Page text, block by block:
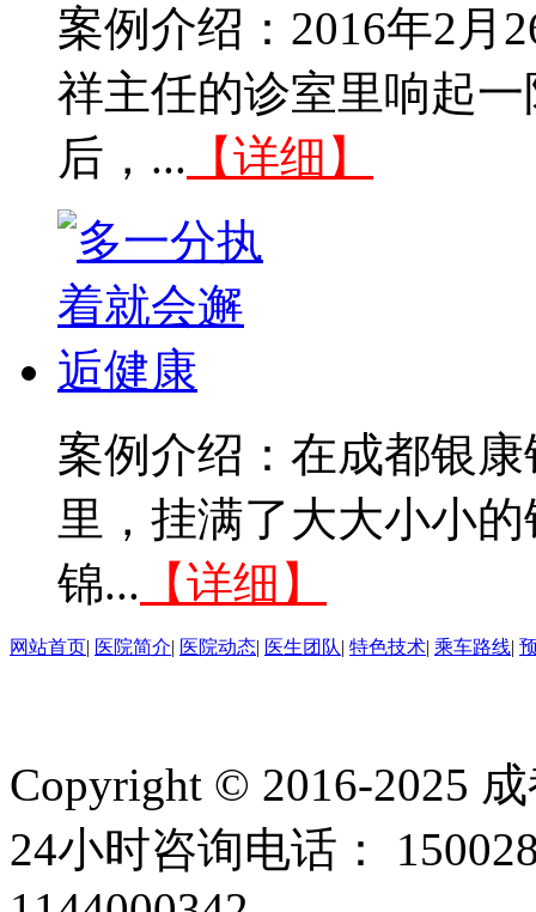
案例介绍：2016年2月
祥主任的诊室里响起
后，... 【详细】
案例介绍：在成都银
里，挂满了大大小小
锦... 【详细】
网站首页| 医院简介| 医院动态| 医生团队| 特色技术| 乘车路线|
Copyright © 2016-2025
24小时咨询电话：